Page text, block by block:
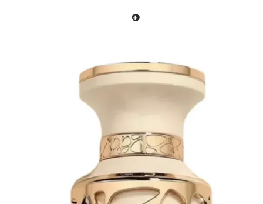
Din e-postadress kommer inte publiceras.